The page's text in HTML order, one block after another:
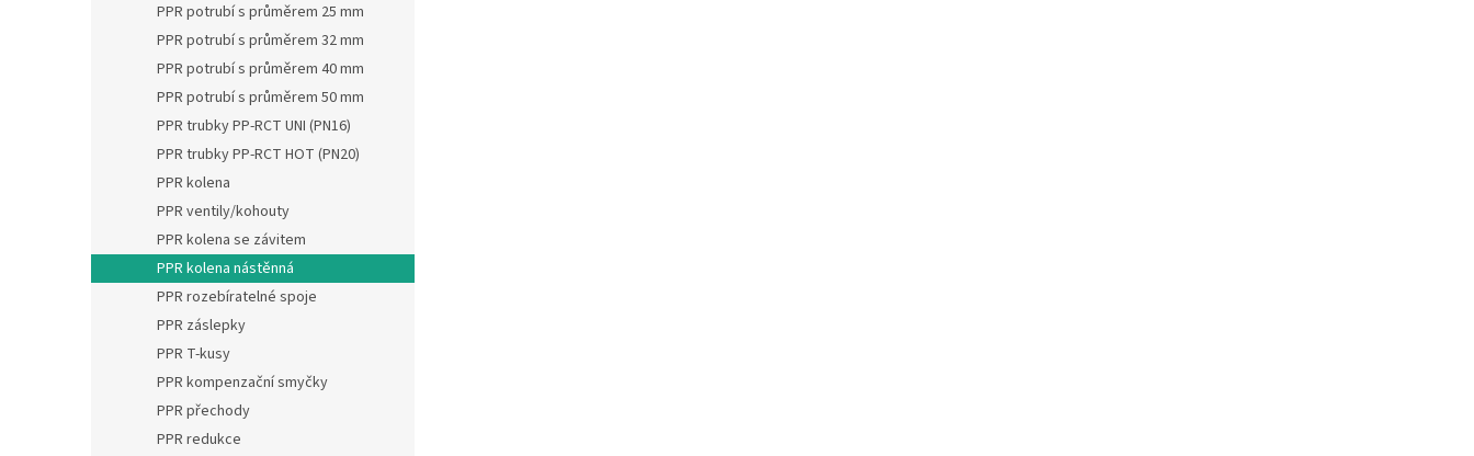
PPR potrubí s průměrem 25 mm
PPR potrubí s průměrem 32 mm
PPR potrubí s průměrem 40 mm
PPR potrubí s průměrem 50 mm
PPR trubky PP-RCT UNI (PN16)
PPR trubky PP-RCT HOT (PN20)
PPR kolena
PPR ventily/kohouty
PPR kolena se závitem
PPR kolena nástěnná
PPR rozebíratelné spoje
PPR záslepky
PPR T-kusy
PPR kompenzační smyčky
PPR přechody
PPR redukce